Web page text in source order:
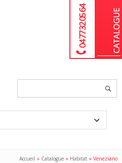
04 77 32 05 64
Accueil » Catalogue » Habitat »Veneziano